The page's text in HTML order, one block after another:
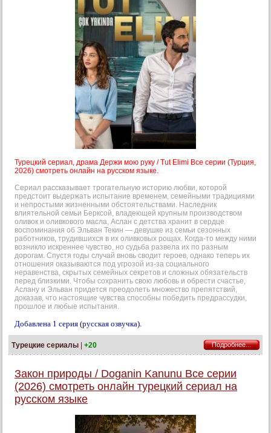
Турецкий сериал, драма Держи мою руку / Tut Elimi Все серии (Турция,
2026) смотреть онлайн на русском языке.
Сериал рассказывает трогательную историю любви, которой
предстоит выдержать испытание временем, семейными традициями
и непростыми жизненными обстоятельствами. Наследник
влиятельной семьи Берксой, владеющей крупным производством
оливок и оливкового масла, Аслан с детства хранит в сердце
воспоминания об Эльван Текин — девушке из семьи сезонных
работников, трудившихся в их оливковых рощах. Когда-то между ними
возникло искреннее чувство, но судьба развела их по разным
дорогам. Спустя годы случай вновь сводит героев, однако теперь их
отношения оказываются под угрозой из-за социального
неравенства, скрытых семейных секретов и сложных обязательств
перед близкими. Чтобы сохранить свою любовь и обрести счастье,
Аслану и Эльван придется преодолеть множество препятствий,
доказав, что настоящие чувства способны победить предрассудки,
прошлое и любые испытания.
Добавлена 1 серия (русская озвучка).
Турецкие сериалы | +20 Подробнее...
Закон природы / Doganin Kanunu Все серии
(2026) смотреть онлайн турецкий сериал на
русском языке